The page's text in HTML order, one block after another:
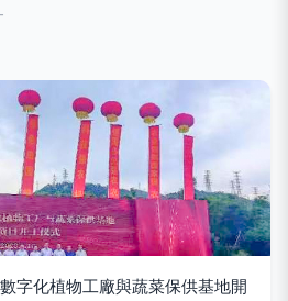
字化植物工廠與蔬菜保供基地開